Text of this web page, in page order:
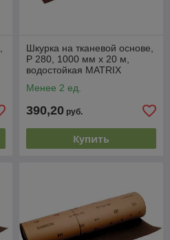
Шкурка на тканевой основе,
P 280, 1000 мм х 20 м,
водостойкая MATRIX
Менее 2 ед.
390,20 руб.
Купить